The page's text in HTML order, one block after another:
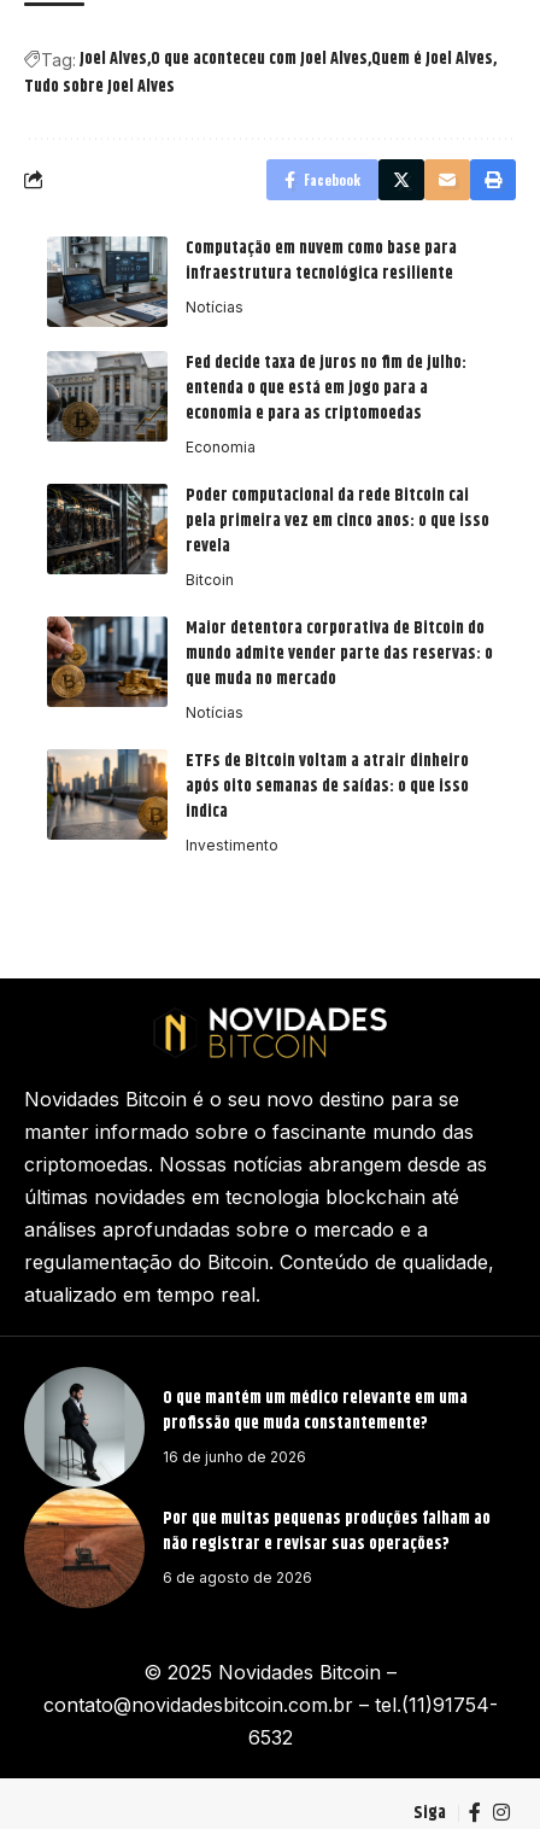
Tag: Joel Alves O que aconteceu com Joel Alves Quem é Joel Alves
Tudo sobre Joel Alves
Facebook
Computação em nuvem como base para
infraestrutura tecnológica resiliente
Notícias
Fed decide taxa de juros no fim de julho:
entenda o que está em jogo para a
economia e para as criptomoedas
Economia
Poder computacional da rede Bitcoin cai
pela primeira vez em cinco anos: o que isso
revela
Bitcoin
Maior detentora corporativa de Bitcoin do
mundo admite vender parte das reservas: o
que muda no mercado
Notícias
ETFs de Bitcoin voltam a atrair dinheiro
após oito semanas de saídas: o que isso
indica
Investimento
O que mantém um médico relevante em uma
profissão que muda constantemente?
16 de junho de 2026
Por que muitas pequenas produções falham ao
não registrar e revisar suas operações?
6 de agosto de 2026
Novidades Bitcoin é o seu novo destino para se
manter informado sobre o fascinante mundo das
criptomoedas. Nossas notícias abrangem desde as
últimas novidades em tecnologia blockchain até
análises aprofundadas sobre o mercado e a
regulamentação do Bitcoin. Conteúdo de qualidade,
atualizado em tempo real.
© 2025 Novidades Bitcoin –
contato@novidadesbitcoin.com.br– tel.(11)91754-
6532
Siga